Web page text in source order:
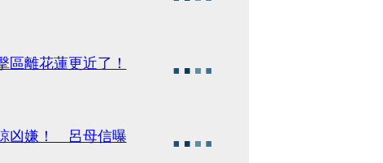
離花蓮更近了！
凶嫌！ 呂母信曝